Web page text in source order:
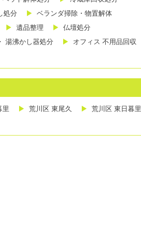
処分
ベランダ掃除・物置解体
遺品整理
仏壇処分
湯沸かし器処分
オフィス 不用品回収
里 荒川区 東尾久
荒川区 東日暮里